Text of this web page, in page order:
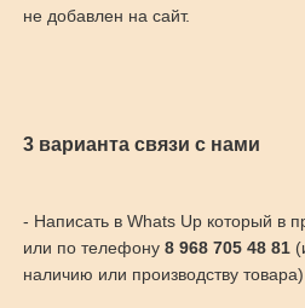
не добавлен на сайт.
3 варианта связи с нами
- Написать в Whats Up который в
или по телефону 8 968 705 48 81
наличию или производству товара)